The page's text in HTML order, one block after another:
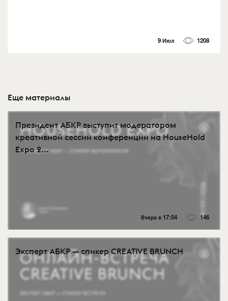
9 Июл 1208
Еще материалы
Президент АБКР выступит модератором
креативной сессии конференции на HouseHold
Expo 2...
Вчера в 17:54 146
Эксперт АБКР — спикер CREATIVE BRUNCH